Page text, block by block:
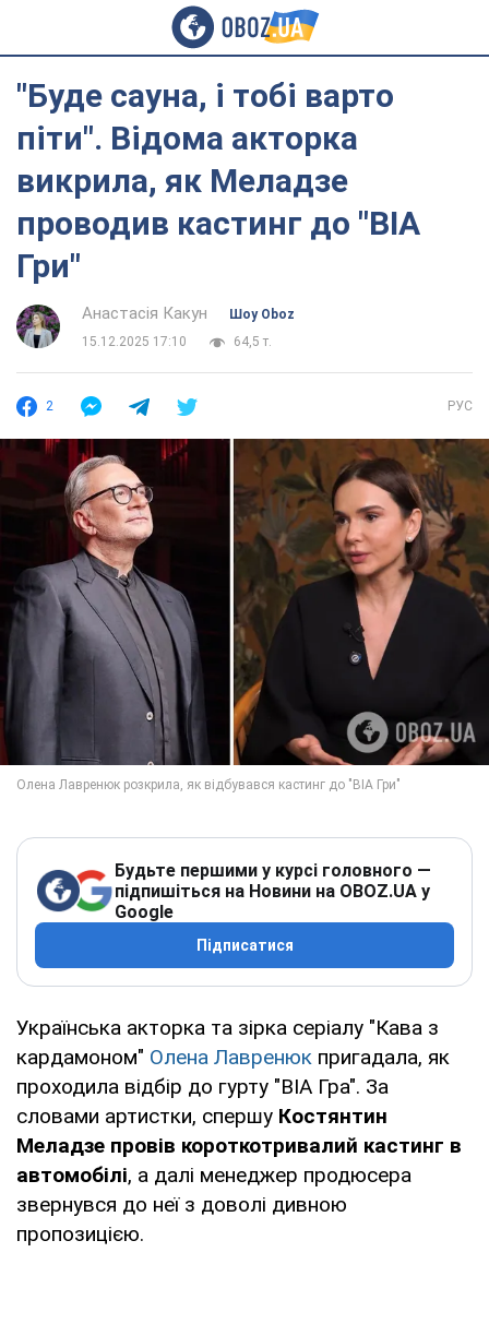
"Буде сауна, і тобі варто
піти". Відома акторка
викрила, як Меладзе
проводив кастинг до "ВІА
Гри"
Анастасія Какун
Шоу Oboz
15.12.2025 17:10
64,5 т.
2 РУС
Будьте першими у курсі головного —
підпишіться на Новини на OBOZ.UA у
Google
Підписатися
Українська акторка та зірка серіалу "Кава з
кардамоном" Олена Лавренюк пригадала, як
проходила відбір до гурту "ВІА Гра". За
словами артистки, спершу Костянтин
Меладзе провів короткотривалий кастинг в
автомобілі, а далі менеджер продюсера
звернувся до неї з доволі дивною
пропозицією.